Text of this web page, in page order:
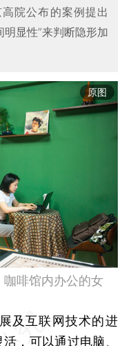
院公布的案例提出
明显性”来判断隐形加
原图
啡馆内办公的女
及互联网技术的进
，可以通过电脑、